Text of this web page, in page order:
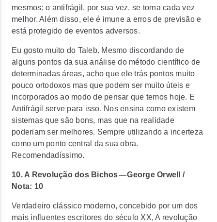
mesmos; o antifrágil, por sua vez, se torna cada vez
melhor. Além disso, ele é imune a erros de previsão e
está protegido de eventos adversos.
Eu gosto muito do Taleb. Mesmo discordando de
alguns pontos da sua análise do método científico de
determinadas áreas, acho que ele trás pontos muito
pouco ortodoxos mas que podem ser muito úteis e
incorporados ao modo de pensar que temos hoje. E
Antifrágil serve para isso. Nos ensina como existem
sistemas que são bons, mas que na realidade
poderiam ser melhores. Sempre utilizando a incerteza
como um ponto central da sua obra.
Recomendadíssimo.
10. A Revolução dos Bichos — George Orwell /
Nota: 10
Verdadeiro clássico moderno, concebido por um dos
mais influentes escritores do século XX, A revolução